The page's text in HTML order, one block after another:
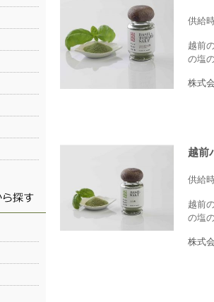
供給
越前
の塩
株式
越前
供給
越前
の塩
株式